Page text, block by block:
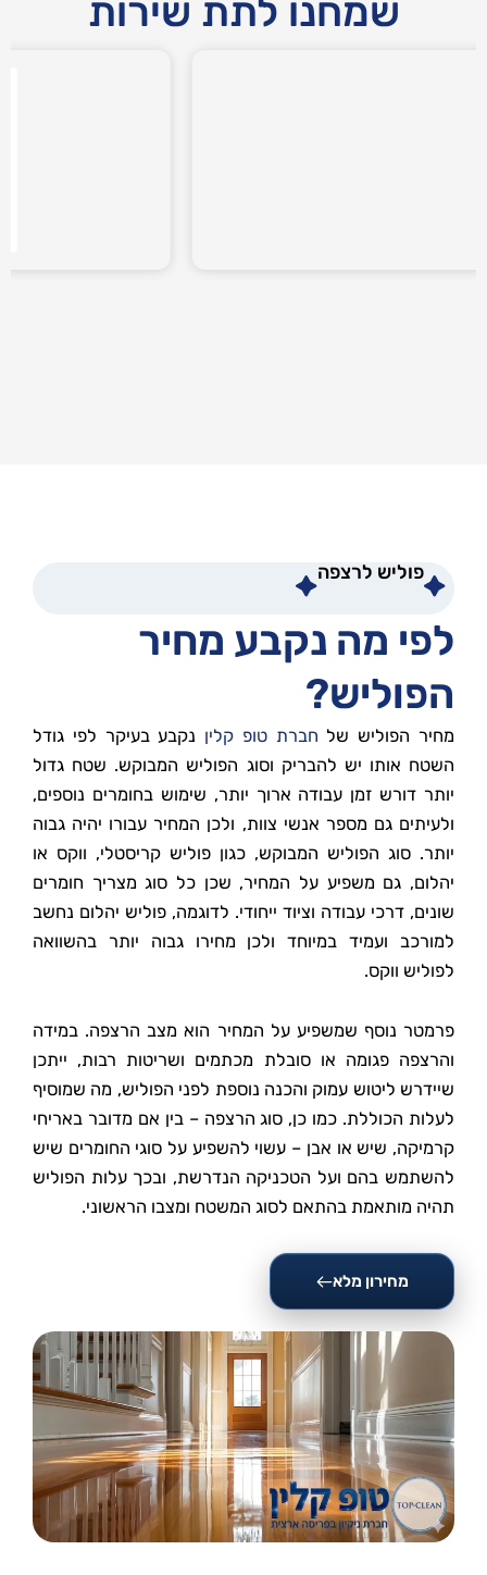
שמחנו לתת שירות
פוליש לרצפה
לפי מה נקבע מחיר
הפוליש?
מחיר הפוליש של חברת טופ קלין נקבע בעיקר לפי גודל
השטח אותו יש להבריק וסוג הפוליש המבוקש. שטח גדול
יותר דורש זמן עבודה ארוך יותר, שימוש בחומרים נוספים,
ולעיתים גם מספר אנשי צוות, ולכן המחיר עבורו יהיה גבוה
יותר. סוג הפוליש המבוקש, כגון פוליש קריסטלי, ווקס או
יהלום, גם משפיע על המחיר, שכן כל סוג מצריך חומרים
שונים, דרכי עבודה וציוד ייחודי. לדוגמה, פוליש יהלום נחשב
למורכב ועמיד במיוחד ולכן מחירו גבוה יותר בהשוואה
לפוליש ווקס.
פרמטר נוסף שמשפיע על המחיר הוא מצב הרצפה. במידה
והרצפה פגומה או סובלת מכתמים ושריטות רבות, ייתכן
שיידרש ליטוש עמוק והכנה נוספת לפני הפוליש, מה שמוסיף
לעלות הכוללת. כמו כן, סוג הרצפה – בין אם מדובר באריחי
קרמיקה, שיש או אבן – עשוי להשפיע על סוגי החומרים שיש
להשתמש בהם ועל הטכניקה הנדרשת, ובכך עלות הפוליש
תהיה מותאמת בהתאם לסוג המשטח ומצבו הראשוני.
מחירון מלא